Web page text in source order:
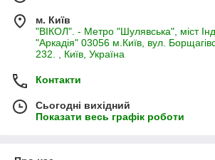
м. Київ
"ВІКОЛ". - Метро "Шулявська", міст
"Аркадія" 03056 м.Київ, вул.
232. , Київ, Україна
Контакти
Сьогодні вихідний
Показати весь графік роботи